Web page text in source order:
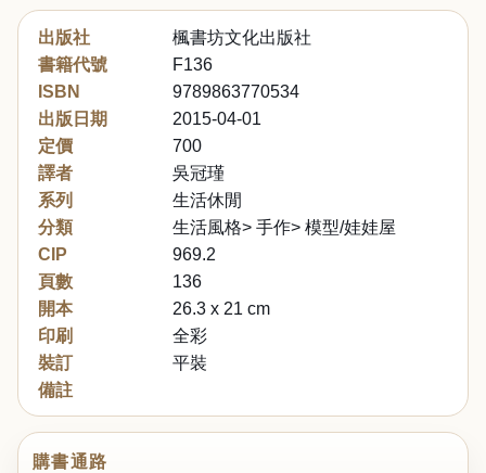
出版社
楓書坊文化出版社
書籍代號
F136
ISBN
9789863770534
出版日期
2015-04-01
定價
700
譯者
吳冠瑾
系列
生活休閒
分類
生活風格> 手作> 模型/娃娃屋
CIP
969.2
頁數
136
開本
26.3 x 21 cm
印刷
全彩
裝訂
平裝
備註
購書通路